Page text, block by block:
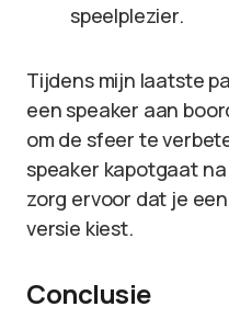
speelplezier.
Tijdens mijn laatste
een speaker aan
om de sfeer te
speaker kapotgaat
zorg ervoor dat je
versie kiest.
Conclusie